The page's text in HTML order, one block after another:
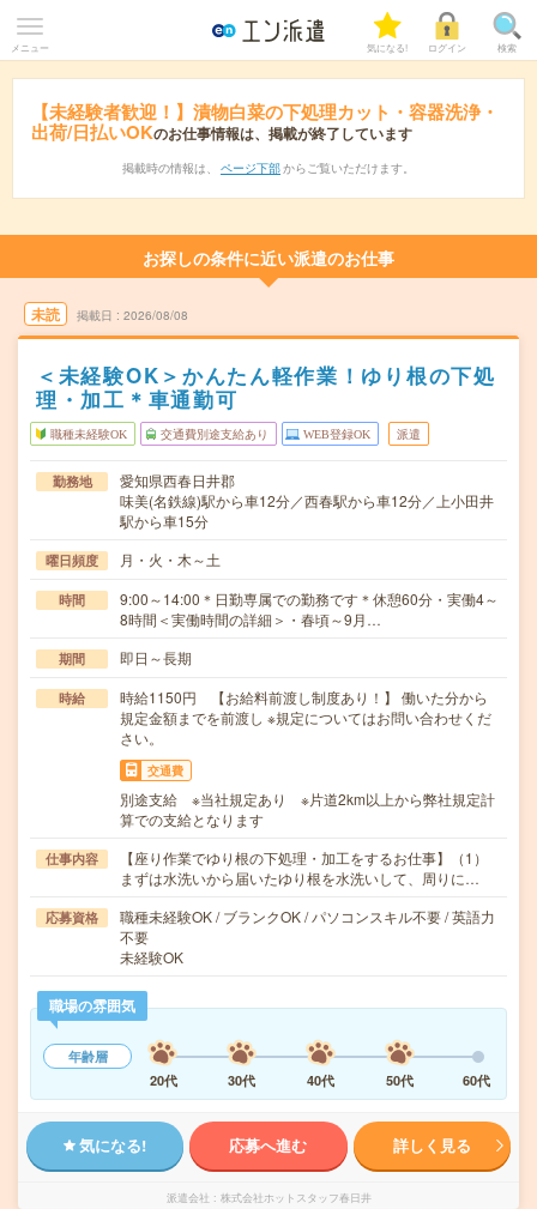
メニュー 気になる! ログイン 検索
【未経験者歓迎！】漬物白菜の下処理カット・容器洗浄・
出荷/日払いOKのお仕事情報は、掲載が終了しています
掲載時の情報は、 ページ下部 からご覧いただけます。
お探しの条件に近い派遣のお仕事
未読 掲載日 2026/08/08
＜未経験OK＞かんたん軽作業！ゆり根の下処
理・加工＊車通勤可
職種未経験OK 交通費別途支給あり WEB登録OK 派遣
勤務地
愛知県西春日井郡
味美(名鉄線)駅から車12分／西春駅から車12分／上小田井
駅から車15分
曜日頻度 月・火・木～土
時間
9:00～14:00＊日勤専属での勤務です＊休憩60分・実働4～
8時間＜実働時間の詳細＞・春頃～9月…
期間 即日～長期
時給
時給1150円 【お給料前渡し制度あり！】 働いた分から
規定金額までを前渡し ※規定についてはお問い合わせくだ
さい。
交通費
別途支給 ※当社規定あり ※片道2km以上から弊社規定計
算での支給となります
仕事内容
【座り作業でゆり根の下処理・加工をするお仕事】（1）
まずは水洗いから届いたゆり根を水洗いして、周りに…
応募資格
職種未経験OK / ブランクOK / パソコンスキル不要 / 英語力
不要
未経験OK
職場の雰囲気
年齢層
20代
30代 40代 50代 60代
気になる! 応募へ進む 詳しく見る
派遣会社 株式会社ホットスタッフ春日井